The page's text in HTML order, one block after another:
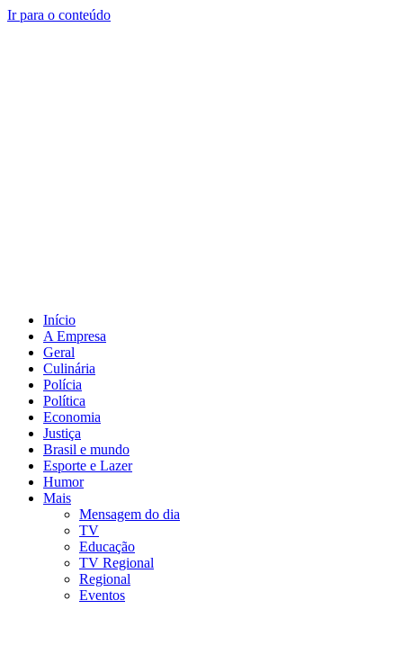
Ir para o conteúdo
Início
A Empresa
Geral
Culinária
Polícia
Política
Economia
Justiça
Brasil e mundo
Esporte e Lazer
Humor
Mais
Mensagem do dia
TV
Educação
TV Regional
Regional
Eventos